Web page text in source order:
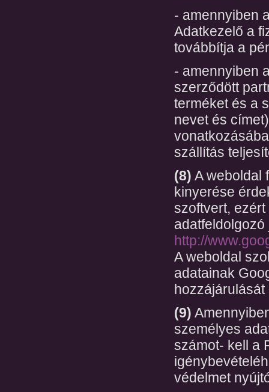
- amennyiben
Adatkezelő a
továbbítja a
- amennyiben
szerződött
terméket és a
nevet és
szállítás
(8) A weboldal
kinyerése
szoftvert,
adatfeldolgozó
http://
A weboldal
adatainak
hozzájárulását
(9)
személyes
számot- kell a
védelmet